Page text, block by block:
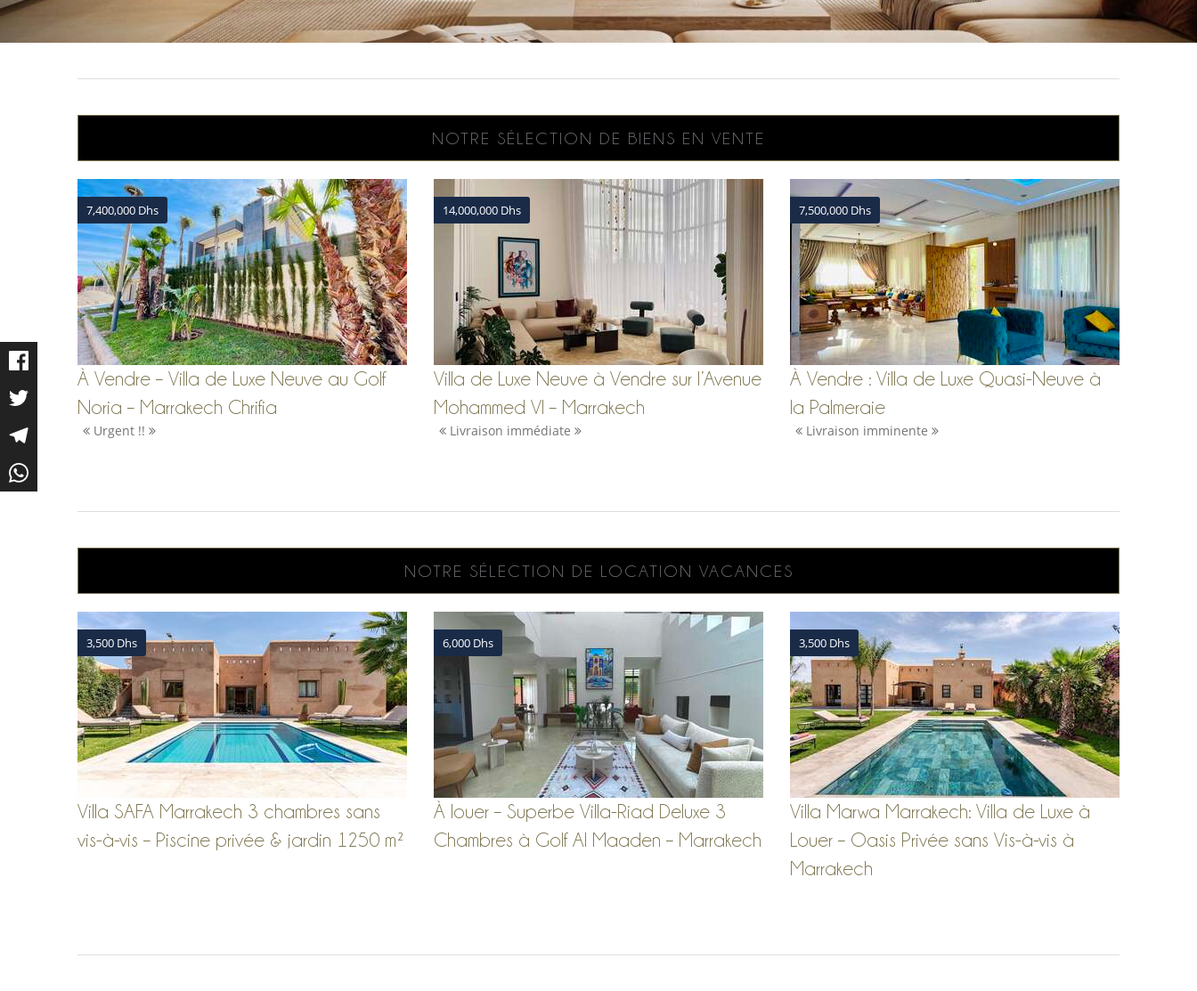
NOTRE SÉLECTION DE BIENS EN VENTE
7,400,000 Dhs
À Vendre – Villa de Luxe Neuve au Golf
Noria – Marrakech Chrifia
Urgent !!
14,000,000 Dhs
Villa de Luxe Neuve à Vendre sur l’Avenue
Mohammed VI – Marrakech
Livraison immédiate
7,500,000 Dhs
À Vendre : Villa de Luxe Quasi-Neuve à
la Palmeraie
Livraison imminente
NOTRE SÉLECTION DE LOCATION VACANCES
3,500 Dhs
Villa SAFA Marrakech 3 chambres sans
vis-à-vis – Piscine privée & jardin 1250 m²
6,000 Dhs
À louer – Superbe Villa-Riad Deluxe 3
Chambres à Golf Al Maaden – Marrakech
3,500 Dhs
Villa Marwa Marrakech: Villa de Luxe à
Louer – Oasis Privée sans Vis-à-vis à
Marrakech